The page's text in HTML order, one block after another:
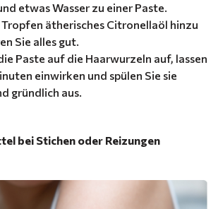
etwas Wasser zu einer Paste.
Tropfen ätherisches Citronellaöl hinzu
Sie alles gut.
Paste auf die Haarwurzeln auf, lassen
einwirken und spülen Sie sie
gründlich aus.
bei Stichen oder Reizungen